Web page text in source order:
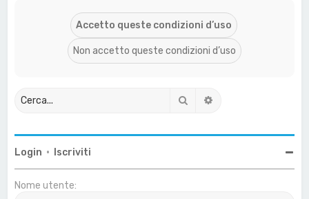
Cerca
Login • Iscriviti
Nome utente: